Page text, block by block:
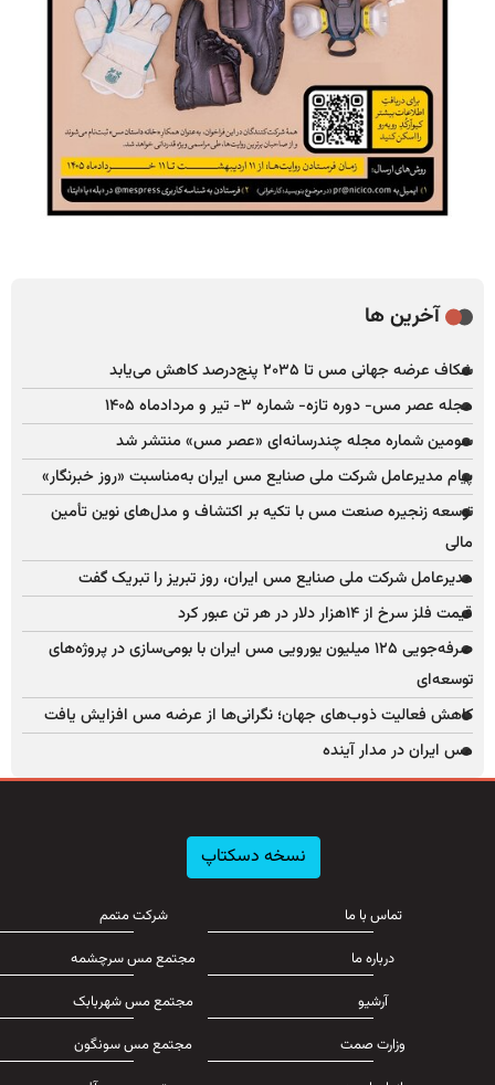
آخرین ها
شکاف عرضه جهانی مس تا ۲۰۳۵ پنج‌درصد کاهش می‌یابد
مجله عصر مس- دوره تازه- شماره ۳- تیر و مردادماه ۱۴۰۵
سومین شماره مجله چندرسانه‌ای «عصر مس» منتشر شد
پیام مدیرعامل شرکت ملی صنایع مس ایران به‌مناسبت «روز خبرنگار»
توسعه زنجیره صنعت مس با تکیه بر اکتشاف و مدل‌های نوین تأمین
مالی
مدیرعامل شرکت ملی صنایع مس ایران، روز تبریز را تبریک گفت
قیمت فلز سرخ از ۱۴هزار دلار در هر تن عبور کرد
صرفه‌جویی ۱۲۵ میلیون یورویی مس ایران با بومی‌سازی در پروژه‌های
توسعه‌ای
کاهش فعالیت ذوب‌های جهان؛ نگرانی‌ها از عرضه مس افزایش یافت
مس ایران در مدار آینده
نسخه دسکتاپ
تماس با ما
درباره ما
آرشیو
وزارت صمت
شرکت متمم
مجتمع مس سرچشمه
مجتمع مس شهربابک
مجتمع مس سونگون